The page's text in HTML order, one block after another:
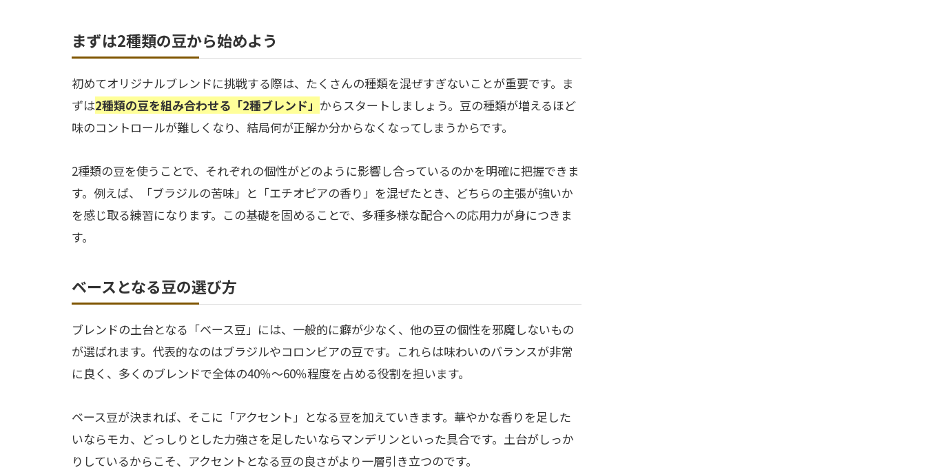
まずは2種類の豆から始めよう
初めてオリジナルブレンドに挑戦する際は、たくさんの種類を混ぜすぎないことが重要です。ま
ずは2種類の豆を組み合わせる「2種ブレンド」 からスタートしましょう。豆の種類が増えるほど
味のコントロールが難しくなり、結局何が正解か分からなくなってしまうからです。
2種類の豆を使うことで、それぞれの個性がどのように影響し合っているのかを明確に把握できま
す。例えば、「ブラジルの苦味」と「エチオピアの香り」を混ぜたとき、どちらの主張が強いか
を感じ取る練習になります。この基礎を固めることで、多種多様な配合への応用力が身につきま
す。
ベースとなる豆の選び方
ブレンドの土台となる「ベース豆」には、一般的に癖が少なく、他の豆の個性を邪魔しないもの
が選ばれます。代表的なのはブラジルやコロンビアの豆です。これらは味わいのバランスが非常
に良く、多くのブレンドで全体の40％〜60％程度を占める役割を担います。
ベース豆が決まれば、そこに「アクセント」となる豆を加えていきます。華やかな香りを足した
いならモカ、どっしりとした力強さを足したいならマンデリンといった具合です。土台がしっか
りしているからこそ、アクセントとなる豆の良さがより一層引き立つのです。